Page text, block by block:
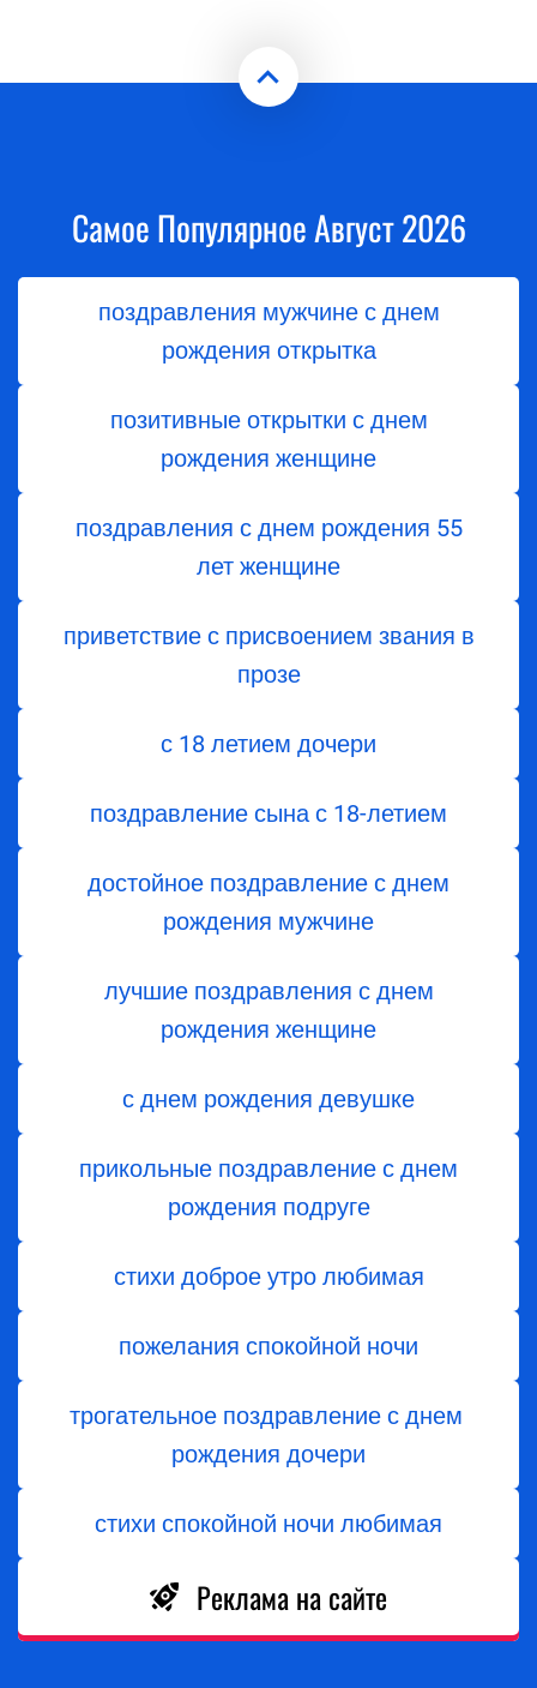
Самое Популярное Август 2026
поздравления мужчине с днем
рождения открытка
позитивные открытки с днем
рождения женщине
поздравления с днем ​​рождения 55
лет женщине
приветствие с присвоением звания в
прозе
с 18 летием дочери
поздравление сына с 18-летием
достойное поздравление с днем
рождения мужчине
лучшие поздравления с днем
рождения женщине
с днем рождения девушке
прикольные поздравление с днем
рождения подруге
стихи доброе утро любимая
пожелания спокойной ночи
трогательное поздравление с днем ​​
рождения дочери
стихи спокойной ночи любимая
Реклама на сайте